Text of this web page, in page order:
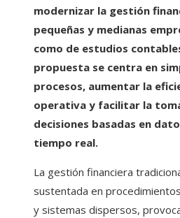
modernizar la gestión
pequeñas y medianas
como de estudios
propuesta se centra en
procesos, aumentar la
operativa y facilitar la
decisiones basadas en
tiempo real.
La gestión financiera
sustentada en
y sistemas dispersos,